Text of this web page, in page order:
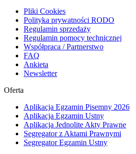
Pliki Cookies
Polityka prywatności RODO
Regulamin sprzedaży
Regulamin pomocy technicznej
Współpraca / Partnerstwo
FAQ
Ankieta
Newsletter
Oferta
Aplikacja Egzamin Pisemny 2026
Aplikacja Egzamin Ustny
Aplikacja Jednolite Akty Prawne
Segregator z Aktami Prawnymi
Segregator Egzamin Ustny